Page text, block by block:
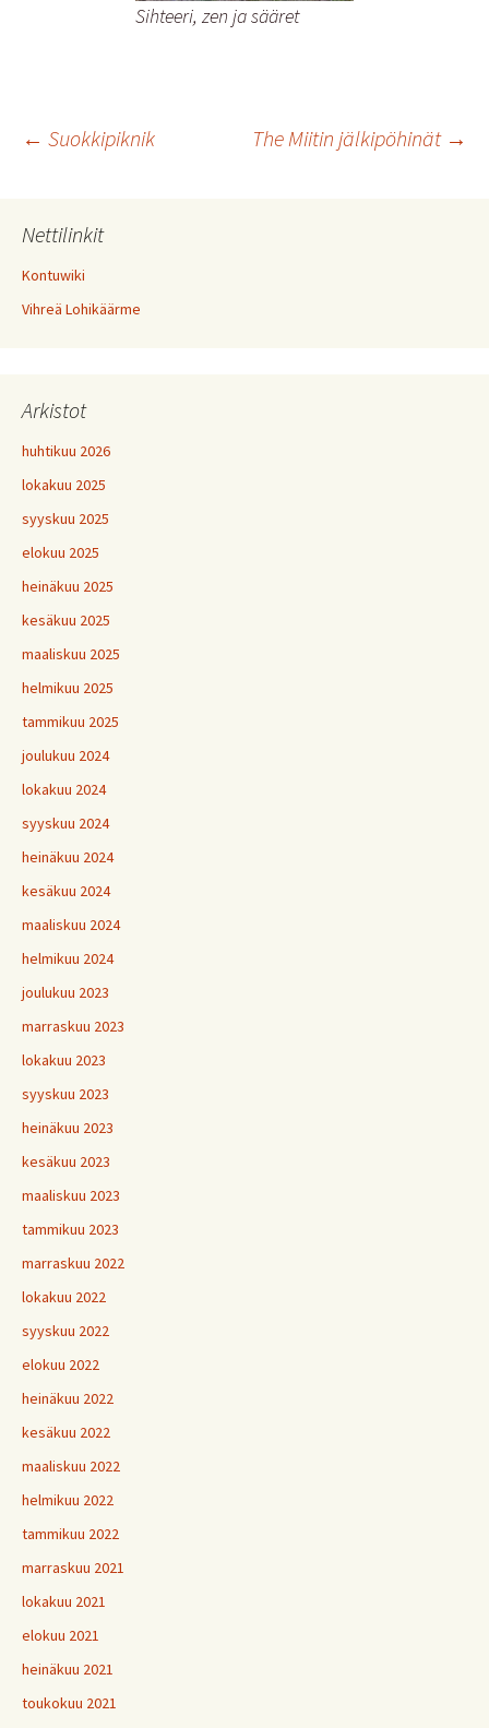
Sihteeri, zen ja sääret
Artikkelien
selaus
← Suokkipiknik The Miitin jälkipöhinät →
Nettilinkit
Kontuwiki
Vihreä Lohikäärme
Arkistot
huhtikuu 2026
lokakuu 2025
syyskuu 2025
elokuu 2025
heinäkuu 2025
kesäkuu 2025
maaliskuu 2025
helmikuu 2025
tammikuu 2025
joulukuu 2024
lokakuu 2024
syyskuu 2024
heinäkuu 2024
kesäkuu 2024
maaliskuu 2024
helmikuu 2024
joulukuu 2023
marraskuu 2023
lokakuu 2023
syyskuu 2023
heinäkuu 2023
kesäkuu 2023
maaliskuu 2023
tammikuu 2023
marraskuu 2022
lokakuu 2022
syyskuu 2022
elokuu 2022
heinäkuu 2022
kesäkuu 2022
maaliskuu 2022
helmikuu 2022
tammikuu 2022
marraskuu 2021
lokakuu 2021
elokuu 2021
heinäkuu 2021
toukokuu 2021